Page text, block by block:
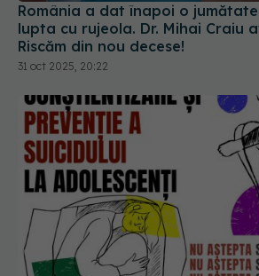
România a dat înapoi o
lupta cu rujeola. Dr. Mihai Craiu
Riscăm din nou decese!
31 oct 2025, 20:22